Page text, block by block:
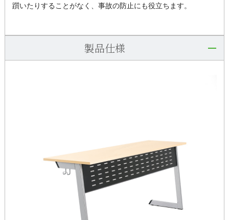
躓いたりすることがなく、事故の防止にも役立ちます。
製品仕様